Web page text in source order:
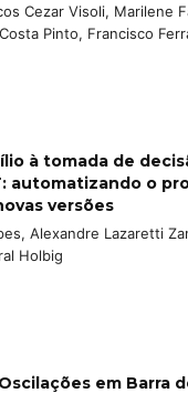
Cezar Visoli, Marilene
Pinto, Francisco
à tomada de
automatizando o
versões
Alexandre Lazaretti
Holbig
em Barra